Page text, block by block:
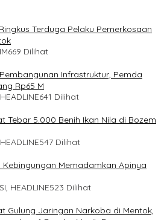
Terduga Pelaku Pemerkosaan
669 Dilihat
Infrastruktur, Pemda
Rp65 M
641 Dilihat
Tebar 5.000 Benih Ikan Nila di Bozem
547 Dilihat
Memadamkan Apinya
HEADLINE523 Dilihat
Gulung Jaringan Narkoba di Mentok,